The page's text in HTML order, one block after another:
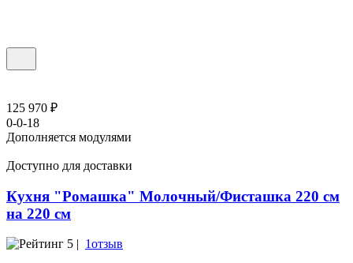
125 970 ₽
0-0-18
Дополняется модулями
Доступно для доставки
Кухня "Ромашка" Молочный/Фисташка 220 см
на 220 см
5 | 1отзыв